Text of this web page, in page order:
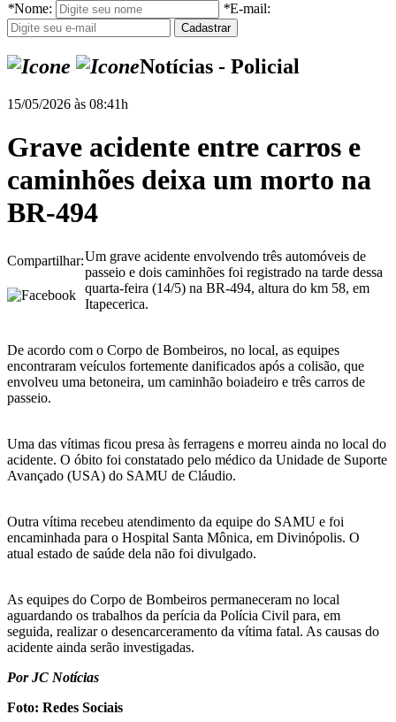
*Nome: *E-mail:
Notícias - Policial
15/05/2026 às 08:41h
Grave acidente entre carros e
caminhões deixa um morto na
BR-494
Compartilhar:Um grave acidente envolvendo três automóveis de
passeio e dois caminhões foi registrado na tarde dessa
quarta-feira (14/5) na BR-494, altura do km 58, em
Itapecerica.
De acordo com o Corpo de Bombeiros, no local, as equipes
encontraram veículos fortemente danificados após a colisão, que
envolveu uma betoneira, um caminhão boiadeiro e três carros de
passeio.
Uma das vítimas ficou presa às ferragens e morreu ainda no local do
acidente. O óbito foi constatado pelo médico da Unidade de Suporte
Avançado (USA) do SAMU de Cláudio.
Outra vítima recebeu atendimento da equipe do SAMU e foi
encaminhada para o Hospital Santa Mônica, em Divinópolis. O
atual estado de saúde dela não foi divulgado.
As equipes do Corpo de Bombeiros permaneceram no local
aguardando os trabalhos da perícia da Polícia Civil para, em
seguida, realizar o desencarceramento da vítima fatal. As causas do
acidente ainda serão investigadas.
Por JC Notícias
Foto: Redes Sociais